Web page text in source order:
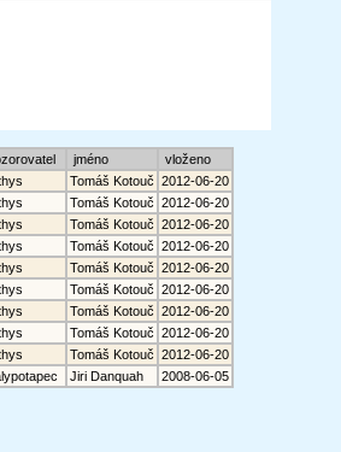
jméno
vloženo
Tomáš Kotouč 2012-06-20
Tomáš Kotouč 2012-06-20
Tomáš Kotouč 2012-06-20
Tomáš Kotouč 2012-06-20
Tomáš Kotouč 2012-06-20
Tomáš Kotouč 2012-06-20
Tomáš Kotouč 2012-06-20
Tomáš Kotouč 2012-06-20
Tomáš Kotouč 2012-06-20
Jiri Danquah 2008-06-05